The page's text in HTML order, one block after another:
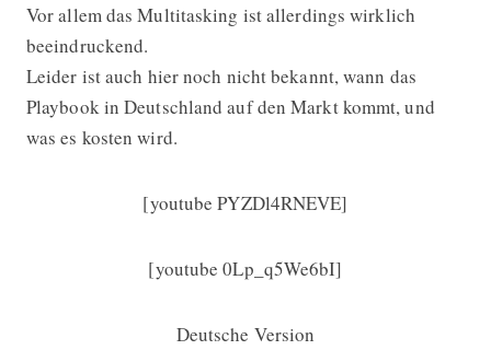
Vor allem das Multitasking ist allerdings wirklich
beeindruckend.
Leider ist auch hier noch nicht bekannt, wann das
Playbook in Deutschland auf den Markt kommt, und
was es kosten wird.
[youtube PYZDl4RNEVE]
[youtube 0Lp_q5We6bI]
Deutsche Version